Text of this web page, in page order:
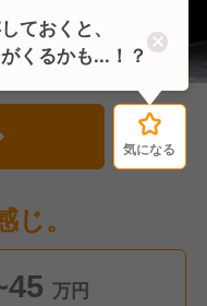
気になる
。
万円
気になる
ておくと、
がくるかも...！？